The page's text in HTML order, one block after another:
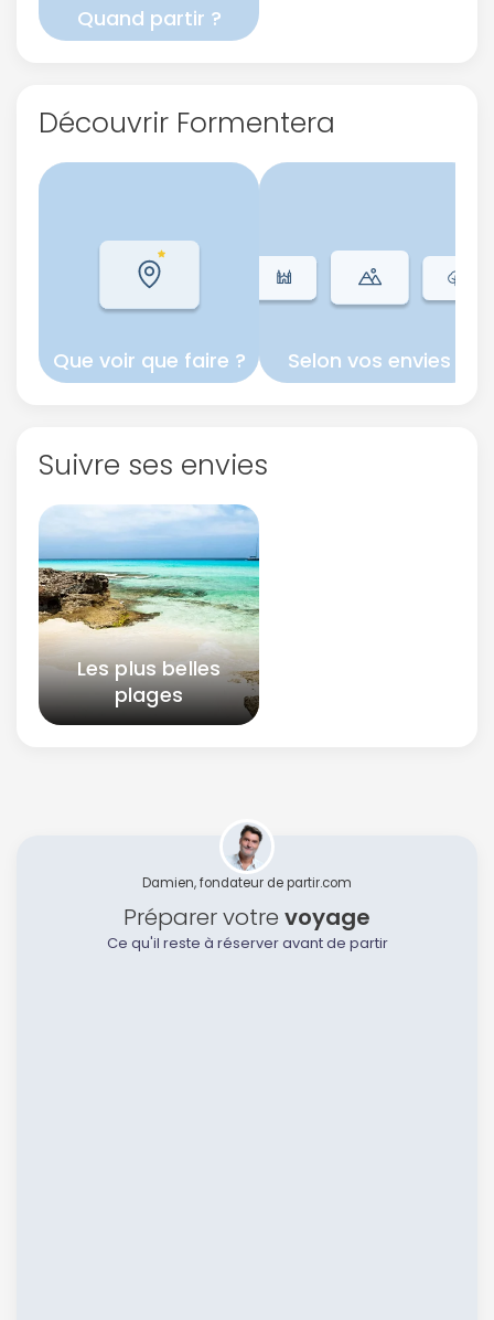
Quand partir ?
Découvrir Formentera
Que voir que faire ? Selon vos envies
Suivre ses envies
Les plus belles
plages
Damien, fondateur de partir.com
Préparer votre voyage
Ce qu'il reste à réserver avant de partir